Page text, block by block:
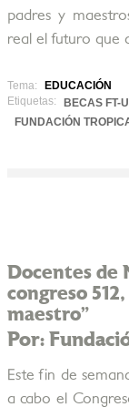
padres y
real el futuro que
Tema:
EDUCACIÓN
Etiquetas:
BECAS FT-
FUNDACIÓN
Docentes de
congreso
maestro”
Por:
Este fin de
a cabo el